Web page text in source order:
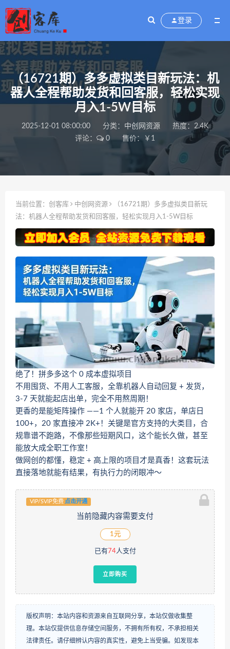
登录
（16721期）多多虚拟类目新玩法：机
器人全程帮助发货和回客服，轻松实现
月入1-5W目标
2025-12-01 08:00:00 分类： 中创网资源
热度：2.4K
评论：
0 售价：￥1
当前位置： 创客库 中创网资源
（16721期）多多虚拟类目新玩
法：机器人全程帮助发货和回客服，轻松实现月入1-5W目标
绝了！拼多多这个 0 成本虚拟项目
不用囤货、不用人工客服，全靠机器人自动回复 + 发货，
3-7 天就能起店出单，完全不用熬周期！
更香的是能矩阵操作 ——1 个人就能开 20 家店，单店日
100+，20 家直接冲 2K+！关键是官方支持的大类目，合
规靠谱不跑路，不像那些短期风口，这个能长久做，甚至
能放大成全职工作室！
做网创的都懂，稳定 + 高上限的项目才是真香！这套玩法
直接落地就能有结果，有执行力的闭眼冲～
VIP/SVIP免费 点击开通
当前隐藏内容需要支付
1元
已有74人支付
立即购买
版权声明：本站内容和资源来自互联网分享，本站仅做收集整
理。本站仅提供信息存储空间服务，不拥有所有权，不承担相关
法律责任。请仔细辨认内容的真实性，避免上当受骗。如发现本